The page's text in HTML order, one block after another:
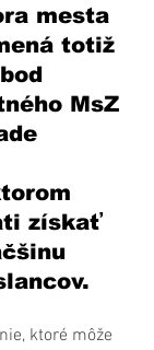
mesta
totiž
MsZ
získať
ktoré môže